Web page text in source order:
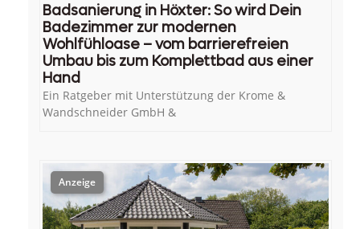
Badsanierung in Höxter: So wird Dein
Badezimmer zur modernen
Wohlfühloase – vom barrierefreien
Umbau bis zum Komplettbad aus einer
Hand
Ein Ratgeber mit Unterstützung der Krome &
Wandschneider GmbH &